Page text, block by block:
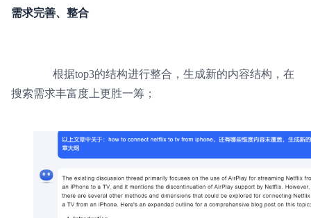
需求完善、整合
根据top3的结构进行整合，生成新的内容结构，在
搜索需求丰富度上更胜一筹；